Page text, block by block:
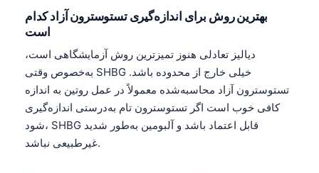
بهترین روش برای اندازه‌گیری تستوسترون آزاد کدام
است
دیالیز تعادلی هنوز تمیزترین روش آزمایشگاهی است،
به‌خصوص وقتی SHBG خیلی خارج از محدوده باشد.
تستوسترون آزاد محاسبه‌شده معمولاً در عمل روتین به اندازه
کافی خوب است اگر تستوسترون تام به‌درستی اندازه‌گیری
شود، SHBG قابل اعتماد باشد و آلبومین به‌طور شدید
غیرطبیعی نباشد.